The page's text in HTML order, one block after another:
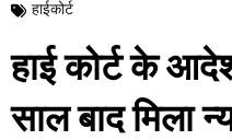
हाईकोर्ट
हाई कोर्ट के
साल बाद मिला